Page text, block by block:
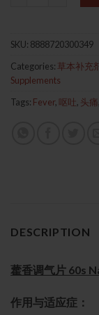
SKU: 8888720300349
Categories:草本补充
Supplements
Tags: Fever, 呕吐 , 头痛
DESCRIPTION
藿香调气片 60s
作用与适应症：